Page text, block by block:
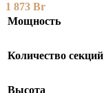
1 873 Br
Мощность
Количество секций
Высота